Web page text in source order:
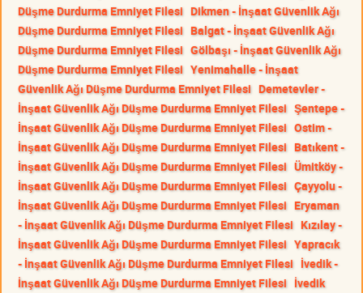
Düşme Durdurma Emniyet Filesi Dikmen - İnşaat Güvenlik Ağı
Düşme Durdurma Emniyet Filesi Balgat - İnşaat Güvenlik Ağı
Düşme Durdurma Emniyet Filesi Gölbaşı - İnşaat Güvenlik Ağı
Düşme Durdurma Emniyet Filesi Yenimahalle - İnşaat
Güvenlik Ağı Düşme Durdurma Emniyet Filesi Demetevler -
İnşaat Güvenlik Ağı Düşme Durdurma Emniyet Filesi Şentepe -
İnşaat Güvenlik Ağı Düşme Durdurma Emniyet Filesi Ostim -
İnşaat Güvenlik Ağı Düşme Durdurma Emniyet Filesi Batıkent -
İnşaat Güvenlik Ağı Düşme Durdurma Emniyet Filesi Ümitköy -
İnşaat Güvenlik Ağı Düşme Durdurma Emniyet Filesi Çayyolu -
İnşaat Güvenlik Ağı Düşme Durdurma Emniyet Filesi Eryaman
- İnşaat Güvenlik Ağı Düşme Durdurma Emniyet Filesi Kızılay -
İnşaat Güvenlik Ağı Düşme Durdurma Emniyet Filesi Yapracık
- İnşaat Güvenlik Ağı Düşme Durdurma Emniyet Filesi İvedik -
İnşaat Güvenlik Ağı Düşme Durdurma Emniyet Filesi İvedik